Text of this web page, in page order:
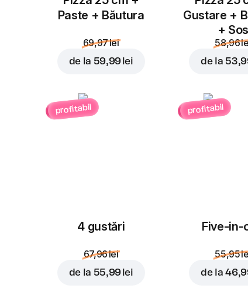
Paste + Băutura
69,97 lei
de la 59,99 lei
Gustare +
+ Sos
58,96
de la
profitabil
4 gustări
67,96 lei
de la 55,99 lei
profitabil
Five-in-
55,95
de la